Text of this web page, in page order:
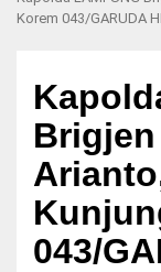
Korem 043/GARUDA
043/